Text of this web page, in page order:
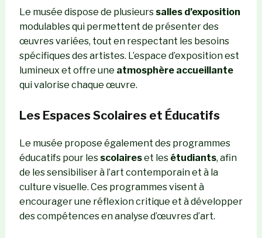
Le musée dispose de plusieurs salles d’exposition
modulables qui permettent de présenter des
œuvres variées, tout en respectant les besoins
spécifiques des artistes. L’espace d’exposition est
lumineux et offre une atmosphère accueillante
qui valorise chaque œuvre.
Les Espaces Scolaires et Éducatifs
Le musée propose également des programmes
éducatifs pour les scolaireset les étudiants, afin
de les sensibiliser à l’art contemporain et à la
culture visuelle. Ces programmes visent à
encourager une réflexion critique et à développer
des compétences en analyse d’œuvres d’art.